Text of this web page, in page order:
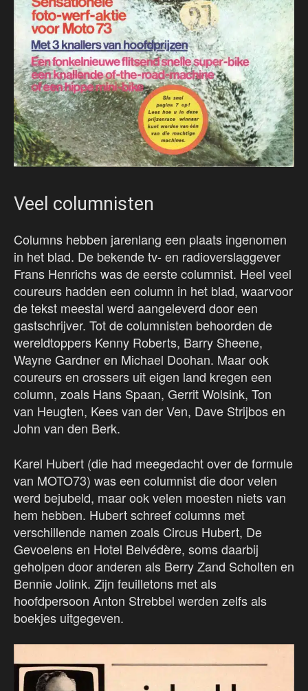
Veel columnisten
Columns hebben jarenlang een plaats ingenomen
in het blad. De bekende tv- en radioverslaggever
Frans Henrichs was de eerste columnist. Heel veel
coureurs hadden een column in het blad, waarvoor
de tekst meestal werd aangeleverd door een
gastschrijver. Tot de columnisten behoorden de
wereldtoppers Kenny Roberts, Barry Sheene,
Wayne Gardner en Michael Doohan. Maar ook
coureurs en crossers uit eigen land kregen een
column, zoals Hans Spaan, Gerrit Wolsink, Ton
van Heugten, Kees van der Ven, Dave Strijbos en
John van den Berk.
Karel Hubert (die had meegedacht over de formule
van MOTO73) was een columnist die door velen
werd bejubeld, maar ook velen moesten niets van
hem hebben. Hubert schreef columns met
verschillende namen zoals Circus Hubert, De
Gevoelens en Hotel Belvédère, soms daarbij
geholpen door anderen als Berry Zand Scholten en
Bennie Jolink. Zijn feuilletons met als
hoofdpersoon Anton Strebbel werden zelfs als
boekjes uitgegeven.